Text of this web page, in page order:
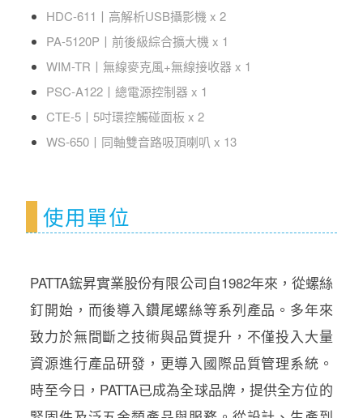
HDC-611 丨 高解析USB攝影機 x 2
PA-5120P 丨 前後級綜合擴大機 x 1
WIM-TR 丨 無線麥克風+無線接收器 x 1
PSC-A122 丨總電源控制器 x 1
CTE-5 丨5吋環控觸碰面板 x 2
WS-650 丨 同軸雙音路吸頂喇叭 x 13
使用單位
PATTA鋐昇實業股份有限公司自1982年來，從螺絲
釘開始，而後導入鑽尾螺絲等系列產品。多年來
致力於無間斷之技術與品質提升，不僅投入大量
資源進行產品研發，更導入國際品質管理系統。
時至今日，PATTA已成為全球品牌，提供全方位的